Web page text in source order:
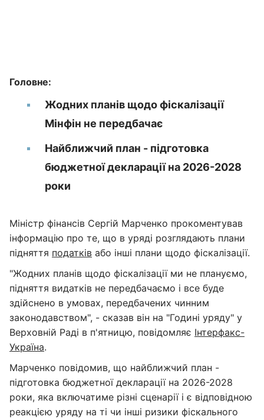
Головне:
Жодних планів щодо фіскалізації
Мінфін не передбачає
Найближчий план - підготовка
бюджетної декларації на 2026-2028
роки
Міністр фінансів Сергій Марченко прокоментував
інформацію про те, що в уряді розглядають плани
підняття податків або інші плани щодо фіскалізації.
"Жодних планів щодо фіскалізації ми не плануємо,
підняття видатків не передбачаємо і все буде
здійснено в умовах, передбачених чинним
законодавством", - сказав він на "Годині уряду" у
Верховній Раді в п'ятницю, повідомляє Інтерфакс-
Україна.
Марченко повідомив, що найближчий план -
підготовка бюджетної декларації на 2026-2028
роки, яка включатиме різні сценарії і є відповідною
реакцією уряду на ті чи інші ризики фіскального